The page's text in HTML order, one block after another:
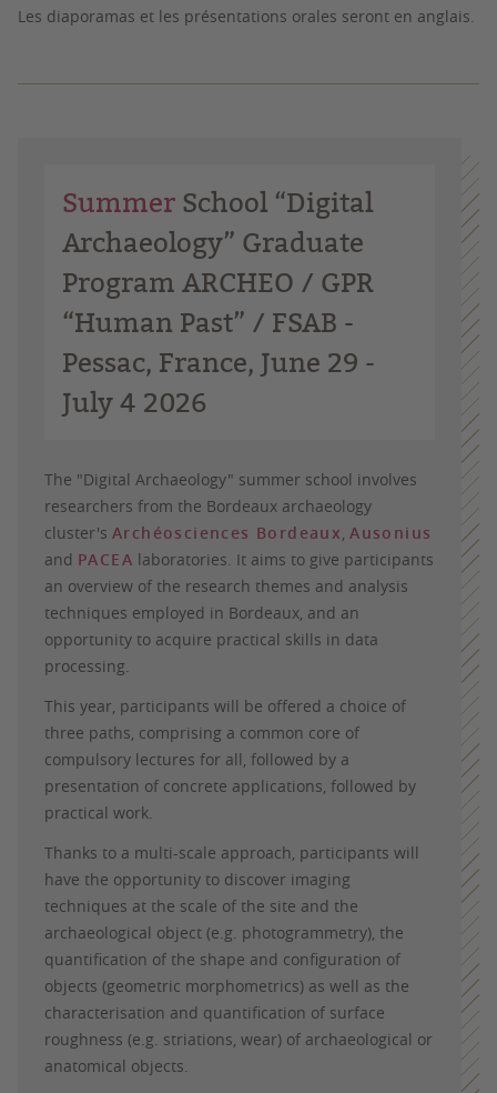
Les diaporamas et les présentations orales seront en anglais.
Summer School “Digital
Archaeology” Graduate
Program ARCHEO / GPR
“Human Past” / FSAB -
Pessac, France, June 29 -
July 4 2026
The "Digital Archaeology" summer school involves
researchers from the Bordeaux archaeology
cluster's Archéosciences Bordeaux ,Ausonius
and PACEA laboratories. It aims to give participants
an overview of the research themes and analysis
techniques employed in Bordeaux, and an
opportunity to acquire practical skills in data
processing.
This year, participants will be offered a choice of
three paths, comprising a common core of
compulsory lectures for all, followed by a
presentation of concrete applications, followed by
practical work.
Thanks to a multi-scale approach, participants will
have the opportunity to discover imaging
techniques at the scale of the site and the
archaeological object (e.g. photogrammetry), the
quantification of the shape and configuration of
objects (geometric morphometrics) as well as the
characterisation and quantification of surface
roughness (e.g. striations, wear) of archaeological or
anatomical objects.